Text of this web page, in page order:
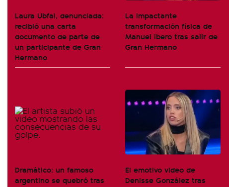
Laura Ubfal, denunciada:
recibió una carta
documento de parte de
un participante de Gran
Hermano
La impactante
transformación física de
Manuel Ibero tras salir de
Gran Hermano
Dramático: un famoso
argentino se quebró tras
El emotivo video de
Denisse González tras